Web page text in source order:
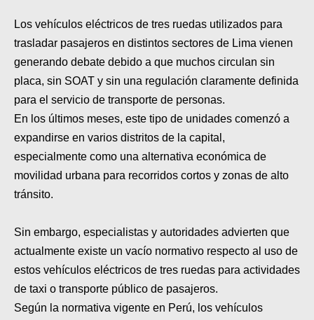
CROSS COUNTRY
NOTICIAS
INTERNACIONALES
NACIONALES
MOBIL
GUÍA DE PRECIOS
MOTOS HONDA PERÚ
Los vehículos eléctricos de tres ruedas utilizados para
trasladar pasajeros en distintos sectores de Lima vienen
generando debate debido a que muchos circulan sin
placa, sin SOAT y sin una regulación claramente definida
para el servicio de transporte de personas.
En los últimos meses, este tipo de unidades comenzó a
expandirse en varios distritos de la capital,
especialmente como una alternativa económica de
movilidad urbana para recorridos cortos y zonas de alto
tránsito.
Sin embargo, especialistas y autoridades advierten que
actualmente existe un vacío normativo respecto al uso de
estos vehículos eléctricos de tres ruedas para actividades
de taxi o transporte público de pasajeros.
Según la normativa vigente en Perú, los vehículos